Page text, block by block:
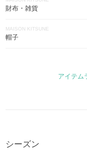
インナー・ルームウェア(5)
腕時計(5)
財布・雑貨
MAISON KITSUNE
帽子
アイテム
シーズン